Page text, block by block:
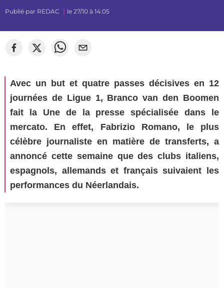
Publié par REDAC le 27/10 à 14:05
Avec un but et quatre passes décisives en 12
journées de Ligue 1, Branco van den Boomen
fait la Une de la presse spécialisée dans le
mercato. En effet, Fabrizio Romano, le plus
célèbre journaliste en matière de transferts, a
annoncé cette semaine que des clubs italiens,
espagnols, allemands et français suivaient les
performances du Néerlandais.